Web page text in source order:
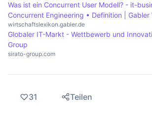
Was ist ein Concurrent User Modell? - it-
Concurrent Engineering • Definition |
wirtschaftslexikon.gabler.de
Globaler IT-Markt - Wettbewerb und
Group
sirato-group.com
31 Teilen